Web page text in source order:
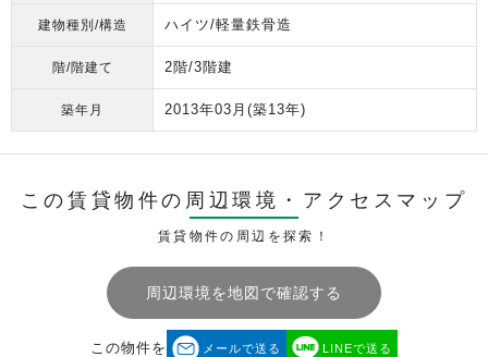
建物種別/構造 ハイツ/軽量鉄骨造
階/階建て 2階/3階建
築年月 2013年03月 (築13年)
この賃貸物件の周辺環境・ アクセスマップ
賃貸物件の周辺を探索！
周辺環境を地図で確認する
この物件を メールで送る LINEで送る